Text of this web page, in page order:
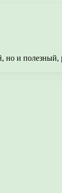
и полезный,